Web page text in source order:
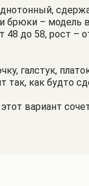
брюки – модель
до 58, рост –
галстук,
как будто
вариант